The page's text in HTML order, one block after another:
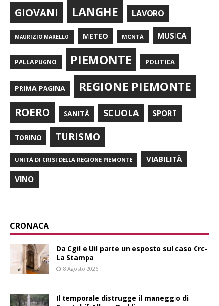
GIOVANI LANGHE LAVORO
MAURIZIO MARELLO METEO MONTÀ MUSICA
PALLAPUGNO PIEMONTE POLITICA
PRIMA PAGINA REGIONE PIEMONTE
ROERO SANITÀ SCUOLA SPORT
TORINO TURISMO
UNITÀ DI CRISI DELLA REGIONE PIEMONTE VIABILITÀ
VINO
CRONACA
Da Cgil e Uil parte un esposto sul caso Crc-
La Stampa
8 Agosto 2026
Il temporale distrugge il maneggio di